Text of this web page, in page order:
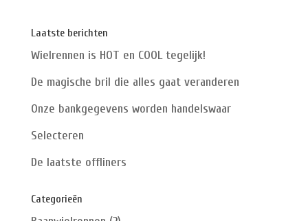
Laatste berichten
Wielrennen is HOT en COOL tegelijk!
De magische bril die alles gaat veranderen
Onze bankgegevens worden handelswaar
Selecteren
De laatste offliners
Categorieën